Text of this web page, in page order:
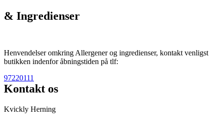
& Ingredienser
Henvendelser omkring Allergener og ingredienser, kontakt venligst
butikken indenfor åbningstiden på tlf:
97220111
Kontakt os
Kvickly Herning